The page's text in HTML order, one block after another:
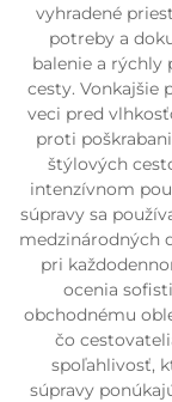
vyhradené
potreby a
balenie a rýchly
cesty. Vonkajšie
veci pred
proti
štýlových
intenzívnom
súpravy sa
medzinárodných
pri
ocenia
obchodnému
čo
spoľahlivosť,
súpravy